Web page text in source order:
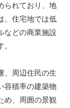
られており、地
、住宅地では低
などの商業施設
、周辺住民の生
容積率の建築物
め、周囲の景観